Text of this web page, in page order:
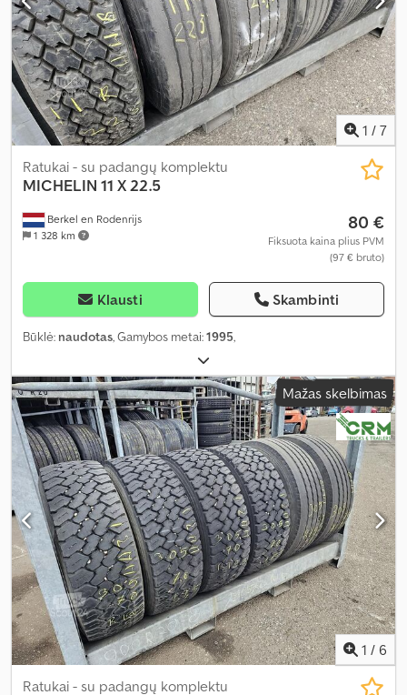
1 / 7
Berkel en Rodenrijs
1 328 km
Ratukai - su padangų komplektu
MICHELIN 11 X 22.5
80 €
Fiksuota kaina plius PVM
(97 € bruto)
Klausti Skambinti
Būklė: naudotas, Gamybos metai:1995,
Mažas skelbimas
1 / 6
Ratukai - su padangų komplektu